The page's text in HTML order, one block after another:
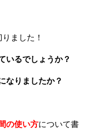
ました！
いるでしょうか？
なりましたか？
の使い方について書